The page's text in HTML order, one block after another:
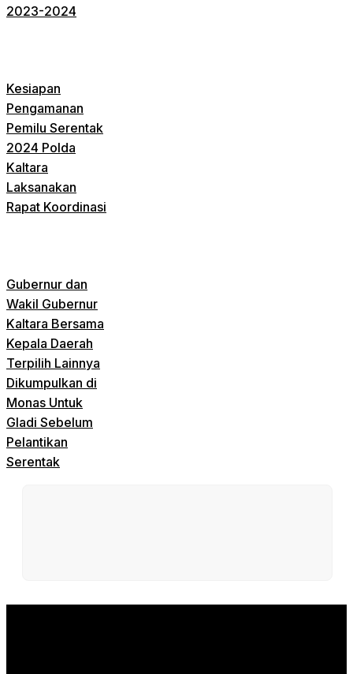
2023-2024
Kesiapan
Pengamanan
Pemilu Serentak
2024 Polda
Kaltara
Laksanakan
Rapat Koordinasi
Gubernur dan
Wakil Gubernur
Kaltara Bersama
Kepala Daerah
Terpilih Lainnya
Dikumpulkan di
Monas Untuk
Gladi Sebelum
Pelantikan
Serentak